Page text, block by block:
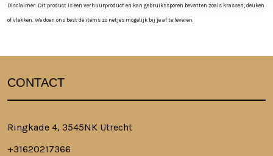
Disclaimer: Dit product is een verhuurproduct en kan gebruikssporen bevatten zoals krassen, deuken
of vlekken. We doen ons best de items zo netjes mogelijk bij je af te leveren.
CONTACT
Ringkade 4, 3545NK Utrecht
+31620217366